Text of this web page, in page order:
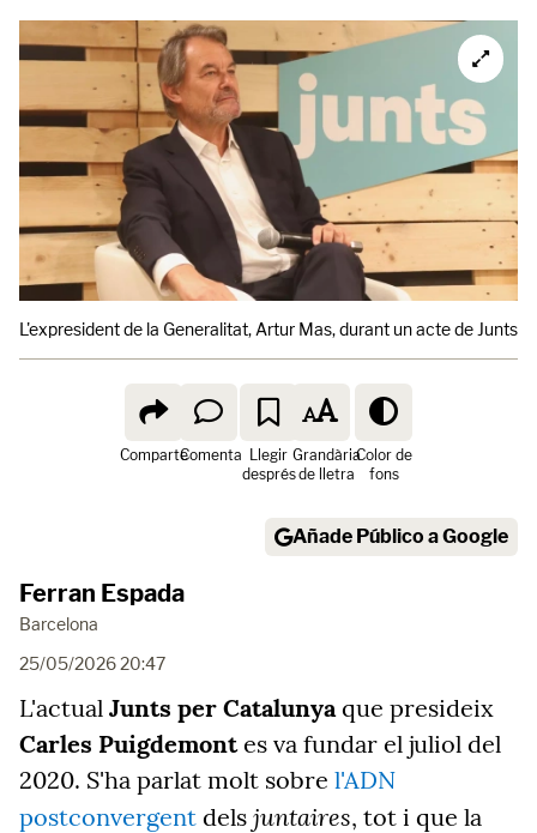
L'expresident de la Generalitat, Artur Mas, durant un acte de Junts
ComparteComenta Llegir
després
Grandària
de lletra
Color de
fons
Añade Público a Google
Ferran Espada
Barcelona
25/05/2026 20:47
L'actual Junts per Catalunyaque presideix
Carles Puigdemontes va fundar el juliol del
2020. S'ha parlat molt sobre l'ADN
postconvergent dels juntaires, tot i que la